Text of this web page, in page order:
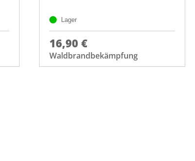
Lager
16,90 €
Waldbrandbekämpfung